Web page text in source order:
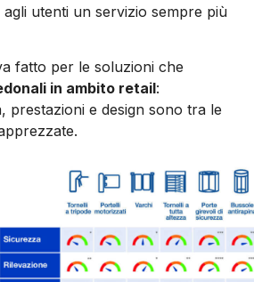
agli utenti un servizio sempre più
fatto per le soluzioni che
in ambito retail:
prestazioni e design sono tra le